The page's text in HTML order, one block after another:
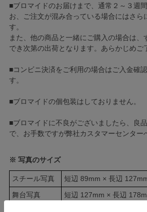
■ブロマイドのお届けまで、通常２～３週
お、ご注文が混み合っている場合にはさら
す。
また、他の商品と一緒にご購入の場合は、
でき次第の出荷となります。あらかじめご
■コンビニ決済をご利用の場合はご入金確
す。
■ブロマイドの個包装はしておりません。
■ブロマイドに不良がございましたら、良
で、お手数ですが弊社カスタマーセンター
※ 写真のサイズ
スチール写真
短辺 89mm × 長辺
舞台写真
短辺 127mm × 長辺